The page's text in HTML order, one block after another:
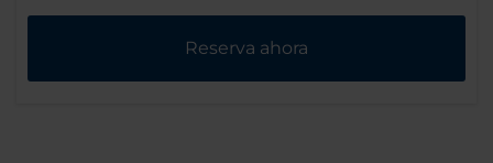
Reserva ahora